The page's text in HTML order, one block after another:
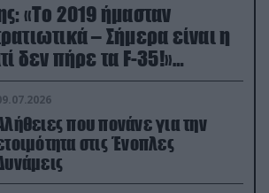
«Το 2019 ήμασταν
– Σήμερα είναι η
δεν πήρε τα F-35!»
που πονάνε για την
στις Ένοπλες